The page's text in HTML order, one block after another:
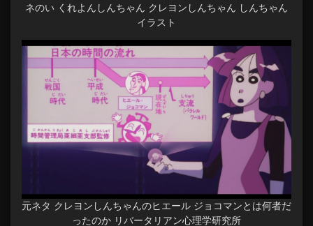
ネのい くれよんしんちゃん クレヨンしんちゃん しんちゃん
イラスト
元ネタ クレヨンしんちゃんのヒエール ジョコマンとは何者だ
ったのか リバータリアン心理学研究所